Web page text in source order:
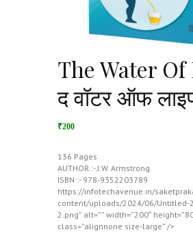
The Water Of
द वॉटर ऑफ
₹200
136 Pages
AUTHOR :- J.W. Armstrong
ISBN :- 978-9352203789
https://infotechavenue.in/
content/uploads/2024/06/Untitled-
2.png” alt=”” width=”200″
class=”alignnone size-large” />